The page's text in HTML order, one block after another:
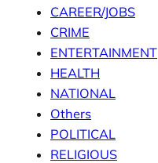
CAREER/JOBS
CRIME
ENTERTAINMENT
HEALTH
NATIONAL
Others
POLITICAL
RELIGIOUS